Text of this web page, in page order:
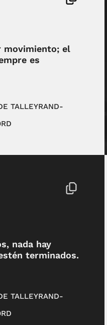
movimiento; el
es
TALLEYRAND-
nada hay
terminados.
TALLEYRAND-